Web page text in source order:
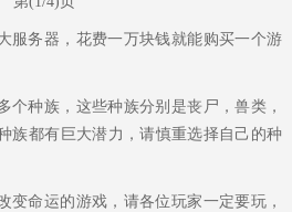
服务器，花费一万块钱就能购买一个游
个种族，这些种族分别是丧尸，兽类，
族都有巨大潜力，请慎重选择自己的种
变命运的游戏，请各位玩家一定要玩，